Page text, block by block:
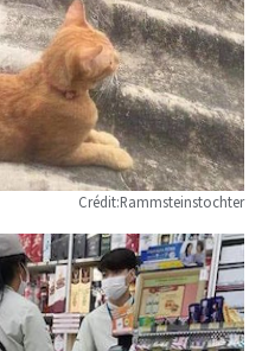
Crédit:Rammsteinstochter